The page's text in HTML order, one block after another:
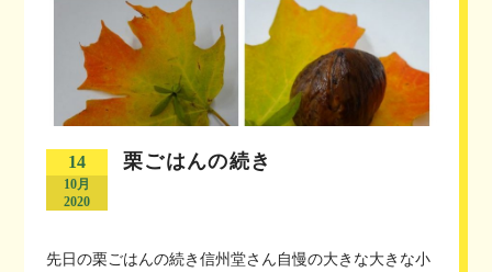
14
10月
2020
栗ごはんの続き
先日の栗ごはんの続き信州堂さん自慢の大きな大きな小